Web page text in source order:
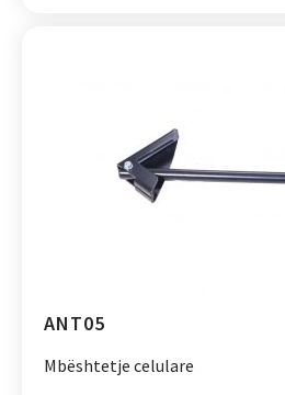
ANT05
Mbështetje celulare